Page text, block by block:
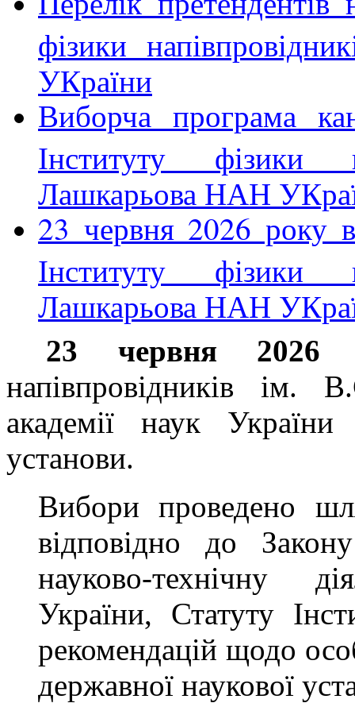
фізики
УКраїни
Виборча програма
Інституту фізики
Лашкарьова НАН
23 червня 2026 року
Інституту фізики
Лашкарьова НАН
23 червня 2026
напівпровідників ім.
академії наук
установи.
Вибори проведено
відповідно до
науково-технічну
України, Статуту
рекомендацій щодо
державної наукової